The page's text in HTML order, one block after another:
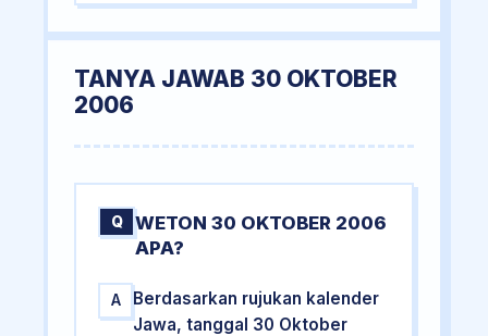
TANYA JAWAB 30 OKTOBER
2006
Q
WETON 30 OKTOBER 2006
APA?
A
Berdasarkan rujukan kalender
Jawa, tanggal 30 Oktober